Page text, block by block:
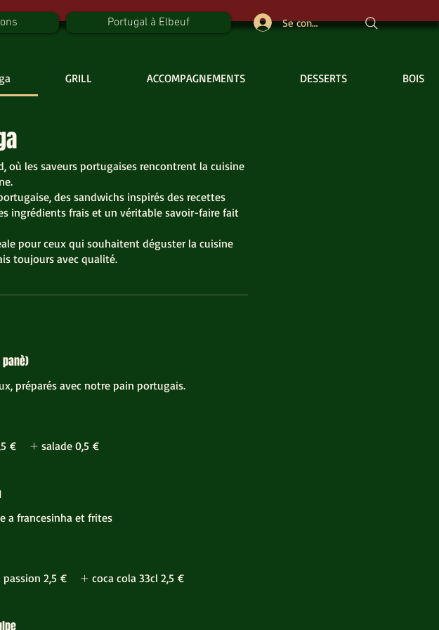
Portugal à Elbeuf Se connecter
GRILL ACCOMPAGNEMENTS DESSERTS
où les saveurs portugaises rencontrent la cuisine
des sandwichs inspirés des recettes
ingrédients frais et un véritable savoir-faire fait
pour ceux qui souhaitent déguster la cuisine
toujours avec qualité.
préparés avec notre pain portugais.
€ salade 0,5 €
a francesinha et frites
2,5 € coca cola 33cl 2,5 €